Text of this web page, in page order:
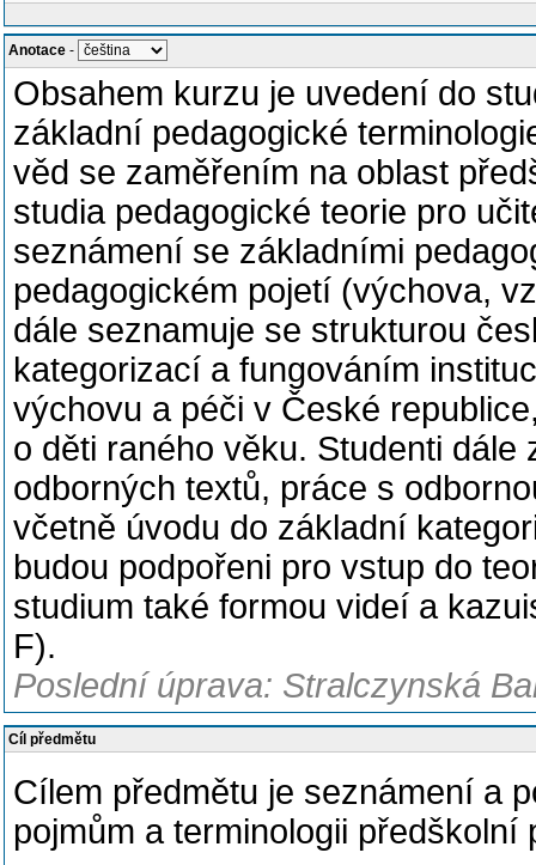
Anotace -
Obsahem kurzu je uvedení do
základní pedagogické
věd se zaměřením na oblast
studia pedagogické teorie pro
seznámení se základními
pedagogickém pojetí (výchova,
dále seznamuje se strukturou
kategorizací a fungováním
výchovu a péči v České
o děti raného věku. Studenti
odborných textů, práce s
včetně úvodu do základní
budou podpořeni pro vstup do
studium také formou videí a
F).
Poslední úprava: Stralczynská
Cíl předmětu
Cílem předmětu je seznámení a
pojmům a terminologii předškolní